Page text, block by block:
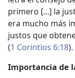
primero [...] la
era mucho más
justos que
(1 Corintios 6:18).
Importancia de